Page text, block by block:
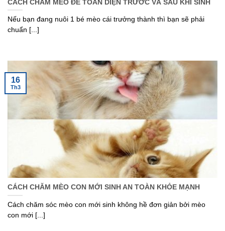
CÁCH CHĂM MÈO ĐẺ TOÀN DIỆN TRƯỚC VÀ SAU KHI SINH
Nếu bạn đang nuôi 1 bé mèo cái trưởng thành thì bạn sẽ phải
chuẩn [...]
CÁCH CHĂM MÈO CON MỚI SINH AN TOÀN KHỎE MẠNH
Cách chăm sóc mèo con mới sinh không hề đơn giản bởi mèo
con mới [...]
16
Th3